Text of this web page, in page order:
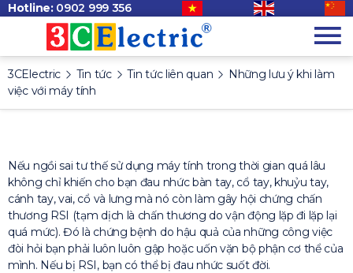
Hotline: 0902 999 356
3CElectric Tin tức Tin tức liên quan
Những lưu ý khi làm
việc với máy tính
Nếu ngồi sai tư thế sử dụng máy tính trong thời gian quá lâu
không chỉ khiến cho bạn đau nhức bàn tay, cổ tay, khuỷu tay,
cánh tay, vai, cổ và lưng mà nó còn làm gây hội chứng chấn
thương RSI (tạm dịch là chấn thương do vận động lặp đi lặp lại
quá mức). Đó là chứng bệnh do hậu quả của những công việc
đòi hỏi bạn phải luôn luôn gập hoặc uốn vặn bộ phận cơ thể của
mình. Nếu bị RSI, bạn có thể bị đau nhức suốt đời.